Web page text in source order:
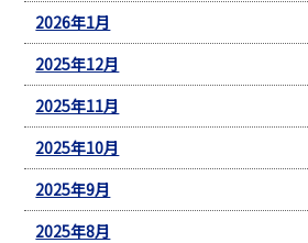
2026年1月
2025年12月
2025年11月
2025年10月
2025年9月
2025年8月